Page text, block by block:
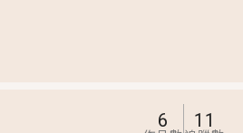
救命！特殊費洛蒙體質世界觀，無
已中毒Σ>―(〃°ω°〃)♡→
陰陽鬼店》上班族買了房子模型，
》每個人心中都有一個連自己也無
6 11